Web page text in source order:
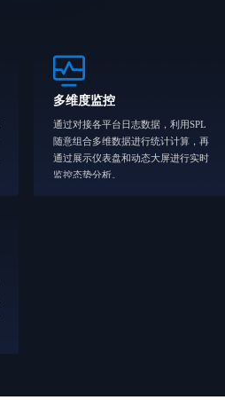
多维度监控
通过对接各平台日志数据，利用SPL
随意组合多维数据进行统计计算，再
通过展示仪表盘和动态大屏进行实时
监控态势分析。